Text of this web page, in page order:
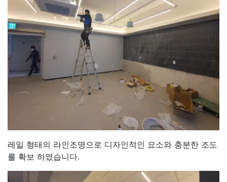
레일 형태의 라인조명으로 디자인적인 요소와 충분한 조도
를 확보 하였습니다.